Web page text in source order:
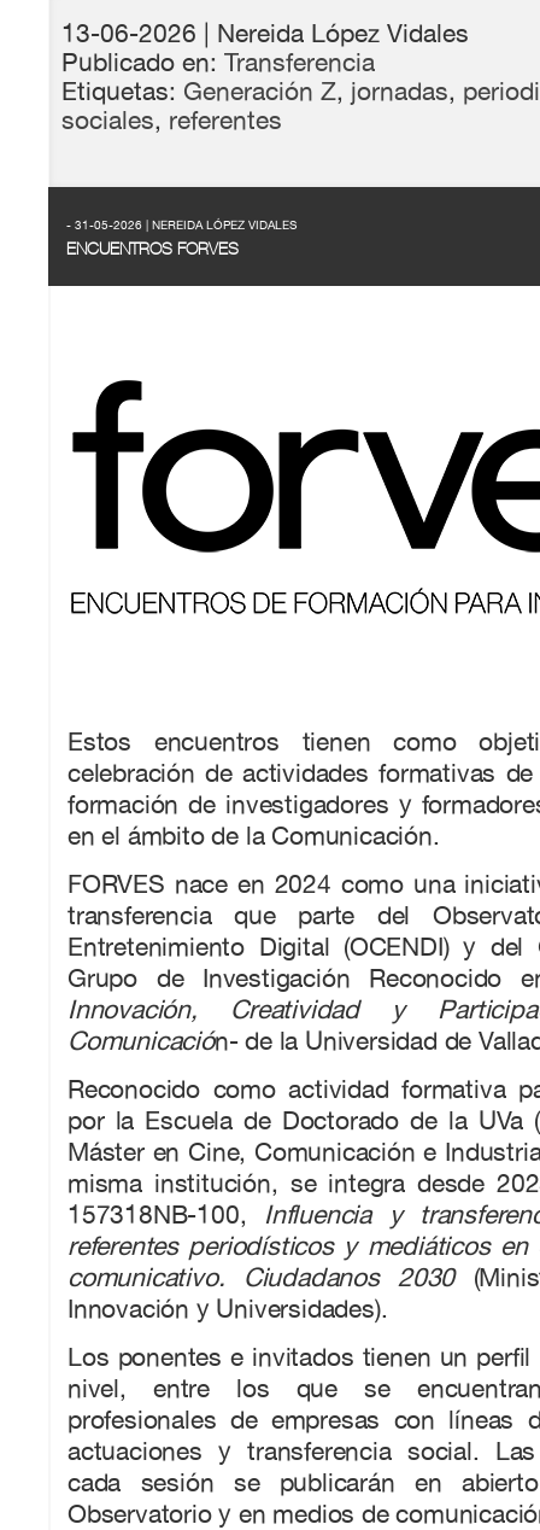
13-06-2026 | Nereida López Vidales
Publicado en: Transferencia
Etiquetas: Generación Z, jornadas,
sociales, referentes
- 31-05-2026 | NEREIDA LÓPEZ VIDALES
ENCUENTROS FORVES
Estos encuentros tienen como
celebración de actividades formativas
formación de investigadores y
en el ámbito de la Comunicación.
FORVES nace en 2024 como una
transferencia que parte del
Entretenimiento Digital (OCENDI) y del
Grupo de Investigación Reconocido
Innovación, Creatividad y
Comunicación- de la Universidad de
Reconocido como actividad formativa
por la Escuela de Doctorado de la UVa
Máster en Cine, Comunicación e
misma institución, se integra desde
157318NB-100, Influencia y
referentes periodísticos y mediáticos
comunicativo. Ciudadanos 2030
Innovación y Universidades).
Los ponentes e invitados tienen un
nivel, entre los que se
profesionales de empresas con líneas
actuaciones y transferencia social.
cada sesión se publicarán en
Observatorio y en medios de